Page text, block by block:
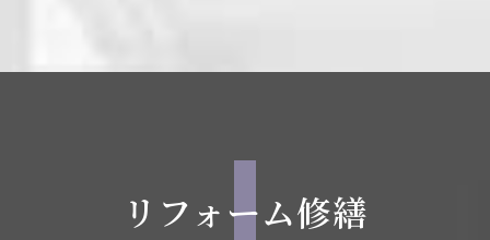
リフォーム修繕